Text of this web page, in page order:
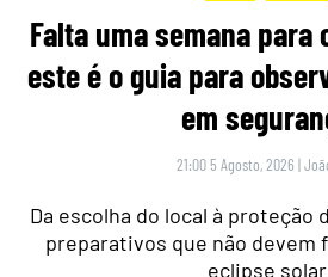
Falta uma semana para
este é o guia para
em
21:00 5 Agosto, 2026 |
Da escolha do local à proteção
preparativos que não devem
eclipse solar